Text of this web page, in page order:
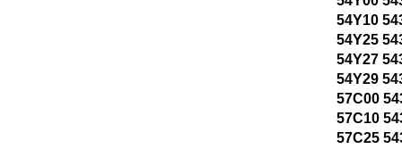
54Y10
54Y25
54Y27
54Y29
57C00
57C10
57C25